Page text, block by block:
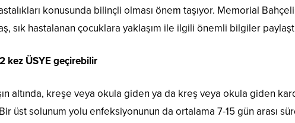
konusunda bilinçli olması önem taşıyor. Memorial
sık hastalanan çocuklara yaklaşım ile ilgili önemli bilgiler
kez ÜSYE geçirebilir
altında, kreşe veya okula giden ya da kreş veya okula giden
üst solunum yolu enfeksiyonunun da ortalama 7-15 gün arası